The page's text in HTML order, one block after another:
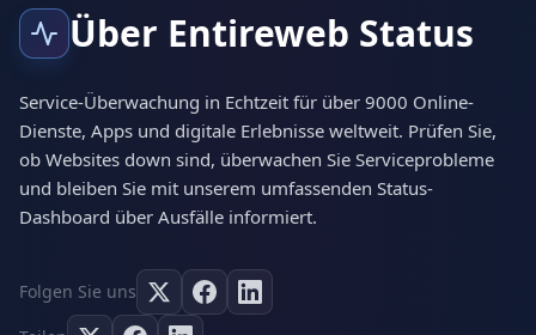
Über Entireweb Status
Service-Überwachung in Echtzeit für über 9000 Online-
Dienste, Apps und digitale Erlebnisse weltweit. Prüfen Sie,
ob Websites down sind, überwachen Sie Serviceprobleme
und bleiben Sie mit unserem umfassenden Status-
Dashboard über Ausfälle informiert.
Folgen Sie uns